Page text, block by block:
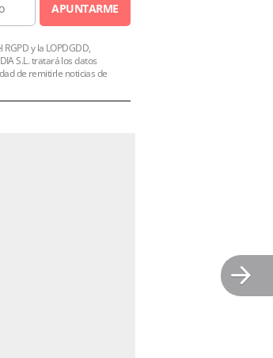
APUNTARME
y la LOPDGDD,
S.L. tratará los datos
de remitirle noticias de